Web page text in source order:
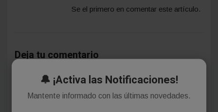
Se el primero en comentar este artículo.
Deja tu comentario
🔔 ¡Activa las Notificaciones!
Mantente informado con las últimas novedades.